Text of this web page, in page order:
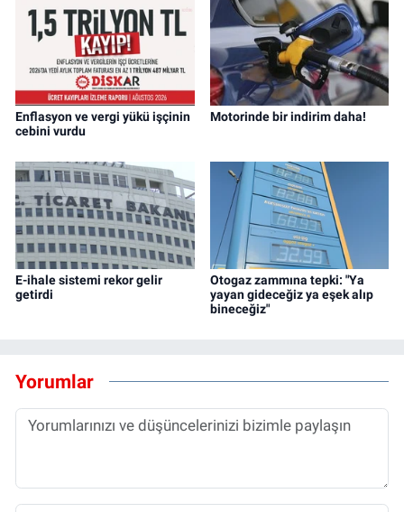
Enflasyon ve vergi yükü işçinin
cebini vurdu
Motorinde bir indirim daha!
E-ihale sistemi rekor gelir
getirdi
Otogaz zammına tepki: "Ya
yayan gideceğiz ya eşek alıp
bineceğiz"
Yorumlar